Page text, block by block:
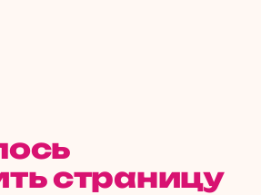
страницу